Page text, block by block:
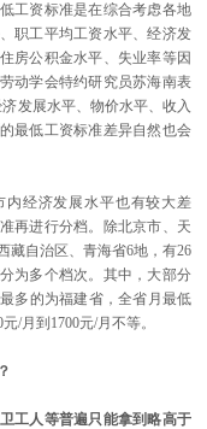
工资标准是在综合考虑各地
职工平均工资水平、经济发
房公积金水平、失业率等因
动学会特约研究员苏海南表
发展水平、物价水平、收入
最低工资标准差异自然也会
经济发展水平也有较大差
再进行分档。除北京市、天
藏自治区、青海省6地，有26
为多个档次。其中，大部分
多的为福建省，全省月最低
/月到1700元/月不等。
人等普遍只能拿到略高于